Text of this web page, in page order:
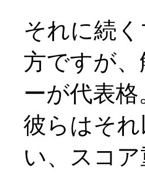
それに続
方ですが
ーが代表格
彼らはそ
い、スコ